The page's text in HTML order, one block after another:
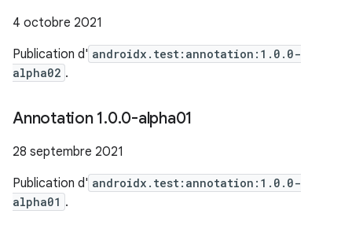
4 octobre 2021
Publication d' androidx.test:annotation:1.0.0-
alpha02 .
Annotation 1.0.0-alpha01
28 septembre 2021
Publication d' androidx.test:annotation:1.0.0-
alpha01 .